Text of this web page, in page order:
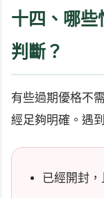
十四、哪些
判斷？
有些過期優格不
經足夠明確。遇
已經開封